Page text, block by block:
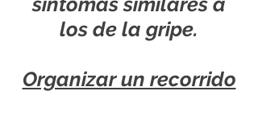
los de la gripe.
Organizar un recorrido